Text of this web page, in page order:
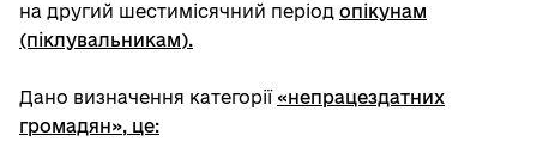
на другий шестимісячний період опікунам
(піклувальникам).
Дано визначення категорії «непрацездатних
громадян», це: